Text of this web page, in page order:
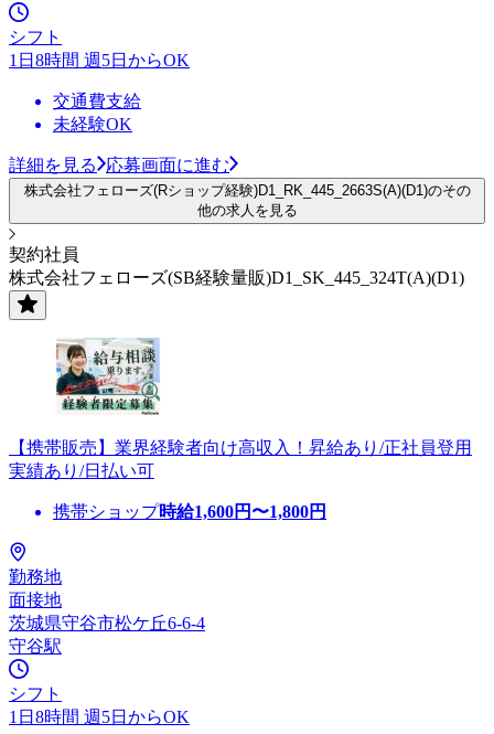
シフト
1日8時間 週5日からOK
交通費支給
未経験OK
詳細を見る 応募画面に進む
株式会社フェローズ(Rショップ経験)D1_RK_445_2663S(A)(D1)のその
他の求人を見る
契約社員
株式会社フェローズ(SB経験量販)D1_SK_445_324T(A)(D1)
【携帯販売】業界経験者向け高収入！昇給あり/正社員登用
実績あり/日払い可
携帯ショップ時給1,600円〜1,800円
勤務地
面接地
茨城県守谷市松ケ丘6-6-4
守谷駅
シフト
1日8時間 週5日からOK